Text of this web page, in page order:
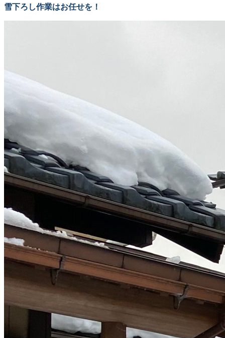
雪下ろし作業はお任せを！